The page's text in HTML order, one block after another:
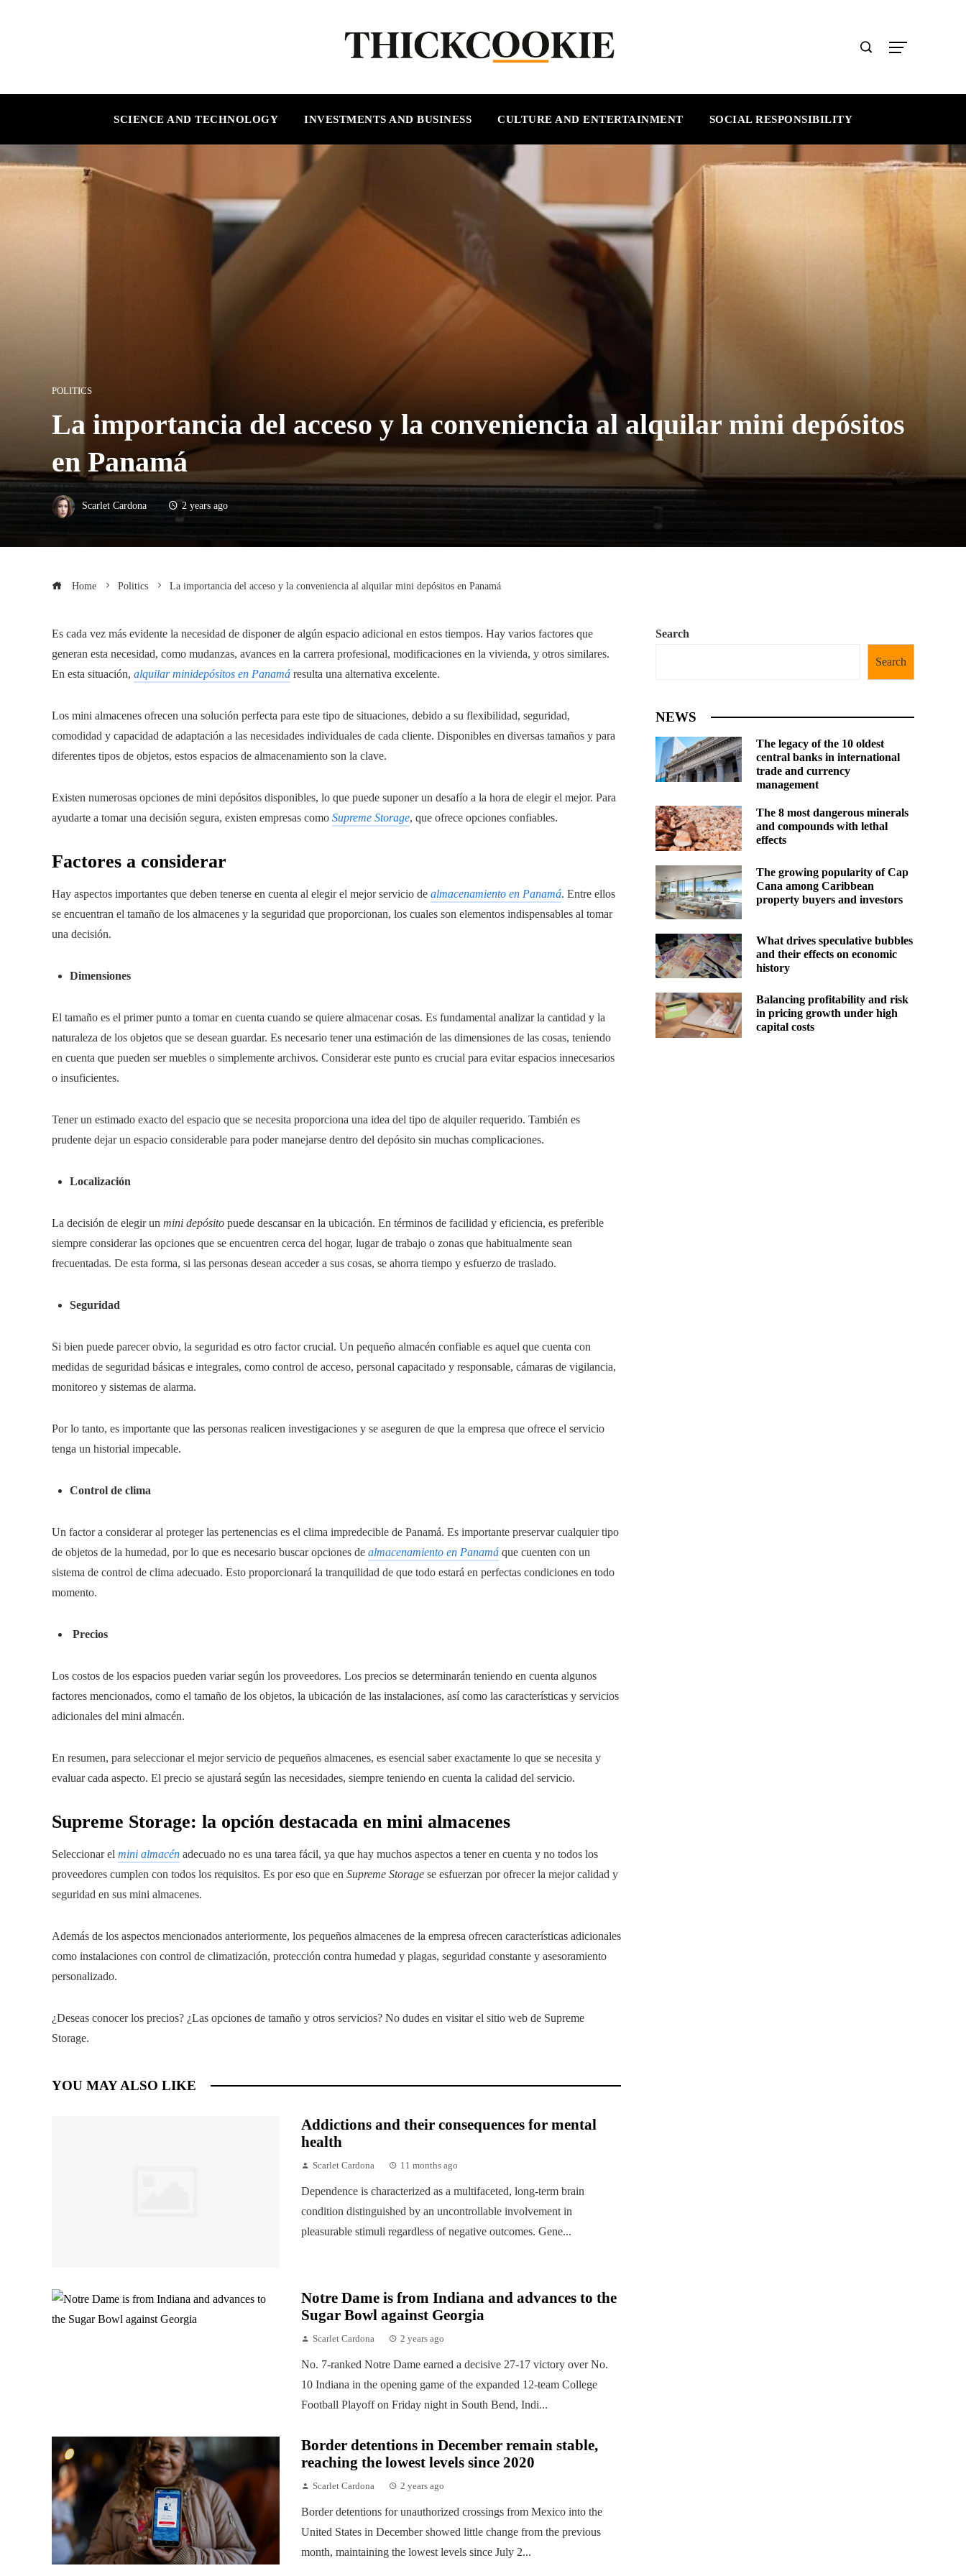
SCIENCE AND TECHNOLOGY INVESTMENTS AND BUSINESS CULTURE AND ENTERTAINMENT SOCIAL RESPONSIBILITY
POLITICS
La importancia del acceso y la conveniencia al alquilar mini depósitos
en Panamá
Scarlet Cardona 2 years ago
Home Politics La importancia del acceso y la conveniencia al alquilar mini depósitos en Panamá
Es cada vez más evidente la necesidad de disponer de algún espacio adicional en estos tiempos. Hay varios factores que
generan esta necesidad, como mudanzas, avances en la carrera profesional, modificaciones en la vivienda, y otros similares.
En esta situación, alquilar minidepósitos en Panamá resulta una alternativa excelente.
Los mini almacenes ofrecen una solución perfecta para este tipo de situaciones, debido a su flexibilidad, seguridad,
comodidad y capacidad de adaptación a las necesidades individuales de cada cliente. Disponibles en diversas tamaños y para
diferentes tipos de objetos, estos espacios de almacenamiento son la clave.
Existen numerosas opciones de mini depósitos disponibles, lo que puede suponer un desafío a la hora de elegir el mejor. Para
ayudarte a tomar una decisión segura, existen empresas como Supreme Storage, que ofrece opciones confiables.
Factores a considerar
Hay aspectos importantes que deben tenerse en cuenta al elegir el mejor servicio de almacenamiento en Panamá. Entre ellos
se encuentran el tamaño de los almacenes y la seguridad que proporcionan, los cuales son elementos indispensables al tomar
una decisión.
Dimensiones
El tamaño es el primer punto a tomar en cuenta cuando se quiere almacenar cosas. Es fundamental analizar la cantidad y la
naturaleza de los objetos que se desean guardar. Es necesario tener una estimación de las dimensiones de las cosas, teniendo
en cuenta que pueden ser muebles o simplemente archivos. Considerar este punto es crucial para evitar espacios innecesarios
o insuficientes.
Tener un estimado exacto del espacio que se necesita proporciona una idea del tipo de alquiler requerido. También es
prudente dejar un espacio considerable para poder manejarse dentro del depósito sin muchas complicaciones.
Localización
La decisión de elegir un mini depósito puede descansar en la ubicación. En términos de facilidad y eficiencia, es preferible
siempre considerar las opciones que se encuentren cerca del hogar, lugar de trabajo o zonas que habitualmente sean
frecuentadas. De esta forma, si las personas desean acceder a sus cosas, se ahorra tiempo y esfuerzo de traslado.
Seguridad
Si bien puede parecer obvio, la seguridad es otro factor crucial. Un pequeño almacén confiable es aquel que cuenta con
medidas de seguridad básicas e integrales, como control de acceso, personal capacitado y responsable, cámaras de vigilancia,
monitoreo y sistemas de alarma.
Por lo tanto, es importante que las personas realicen investigaciones y se aseguren de que la empresa que ofrece el servicio
tenga un historial impecable.
Control de clima
Un factor a considerar al proteger las pertenencias es el clima impredecible de Panamá. Es importante preservar cualquier tipo
de objetos de la humedad, por lo que es necesario buscar opciones de almacenamiento en Panamá que cuenten con un
sistema de control de clima adecuado. Esto proporcionará la tranquilidad de que todo estará en perfectas condiciones en todo
momento.
Precios
Los costos de los espacios pueden variar según los proveedores. Los precios se determinarán teniendo en cuenta algunos
factores mencionados, como el tamaño de los objetos, la ubicación de las instalaciones, así como las características y servicios
adicionales del mini almacén.
En resumen, para seleccionar el mejor servicio de pequeños almacenes, es esencial saber exactamente lo que se necesita y
evaluar cada aspecto. El precio se ajustará según las necesidades, siempre teniendo en cuenta la calidad del servicio.
Supreme Storage: la opción destacada en mini almacenes
Seleccionar el mini almacén adecuado no es una tarea fácil, ya que hay muchos aspectos a tener en cuenta y no todos los
proveedores cumplen con todos los requisitos. Es por eso que en Supreme Storage se esfuerzan por ofrecer la mejor calidad y
seguridad en sus mini almacenes.
Además de los aspectos mencionados anteriormente, los pequeños almacenes de la empresa ofrecen características adicionales
como instalaciones con control de climatización, protección contra humedad y plagas, seguridad constante y asesoramiento
personalizado.
¿Deseas conocer los precios? ¿Las opciones de tamaño y otros servicios? No dudes en visitar el sitio web de Supreme
Storage.
YOU MAY ALSO LIKE
Addictions and their consequences for mental
health
Scarlet Cardona 11 months ago
Dependence is characterized as a multifaceted, long-term brain
condition distinguished by an uncontrollable involvement in
pleasurable stimuli regardless of negative outcomes. Gene...
Notre Dame is from Indiana and advances to the
Sugar Bowl against Georgia
Scarlet Cardona 2 years ago
No. 7-ranked Notre Dame earned a decisive 27-17 victory over No.
10 Indiana in the opening game of the expanded 12-team College
Football Playoff on Friday night in South Bend, Indi...
Border detentions in December remain stable,
reaching the lowest levels since 2020
Scarlet Cardona 2 years ago
Border detentions for unauthorized crossings from Mexico into the
United States in December showed little change from the previous
month, maintaining the lowest levels since July 2...
Search
Search
NEWS
The legacy of the 10 oldest
central banks in international
trade and currency
management
The 8 most dangerous minerals
and compounds with lethal
effects
The growing popularity of Cap
Cana among Caribbean
property buyers and investors
What drives speculative bubbles
and their effects on economic
history
Balancing profitability and risk
in pricing growth under high
capital costs